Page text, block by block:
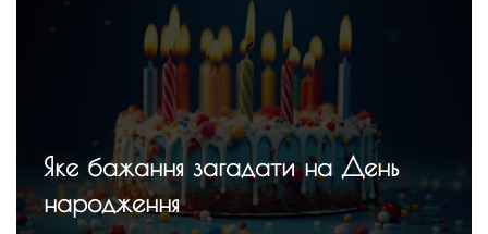
Яке бажання загадати на День
народження